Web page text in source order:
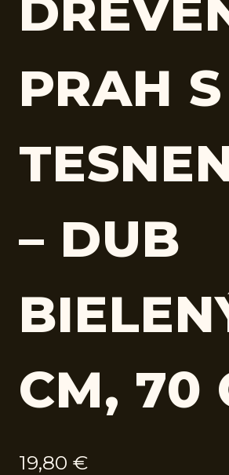
PRAH S
– DUB
CM, 70
19,80 €